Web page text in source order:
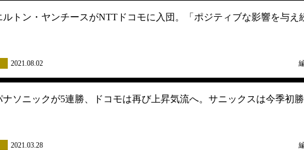
ルトン・ヤンチースがNTTドコモに入団。「ポジティブな影響を与え
2021.08.02
ナソニックが5連勝、ドコモは再び上昇気流へ。サニックスは今季初勝
2021.03.28